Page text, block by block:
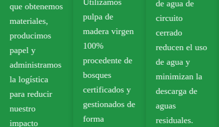
pulpa de
madera virgen
100%
procedente de
bosques
certificados y
forma
de agua de
circuito
cerrado
reducen el uso
de agua y
minimizan la
descarga de
aguas
residuales.
calidad
alimentaria sin
plástico que
cumple con
los estándares
de seguridad
para el
contacto con
alimentos.